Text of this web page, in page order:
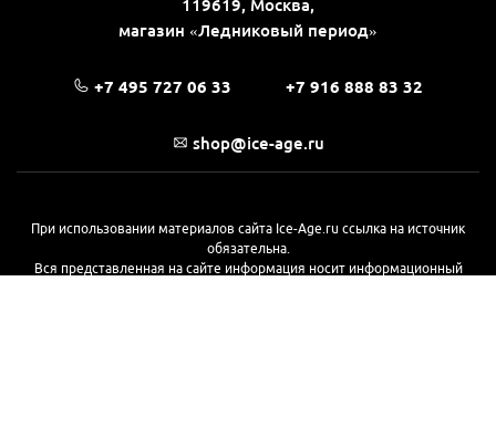
119619, Москва,
магазин «Ледниковый период»
+7 495 727 06 33 +7 916 888 83 32
shop@ice-age.ru
При использовании материалов сайта Ice-Age.ru ссылка на источник
обязательна.
Вся представленная на сайте информация носит информационный